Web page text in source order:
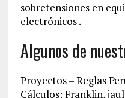
sobretensiones en
electrónicos .
Algunos de
Proyectos – Reglas
Cálculos: Franklin,